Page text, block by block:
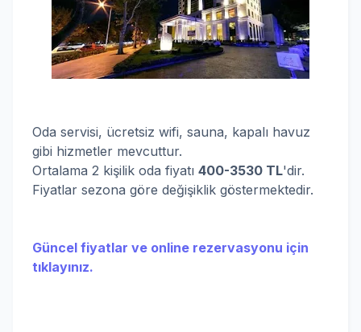
Oda servisi, ücretsiz wifi, sauna, kapalı havuz
gibi hizmetler mevcuttur.
Ortalama 2 kişilik oda fiyatı 400-3530 TL'dir.
Fiyatlar sezona göre değişiklik göstermektedir.
Güncel fiyatlar ve online rezervasyonu için
tıklayınız.